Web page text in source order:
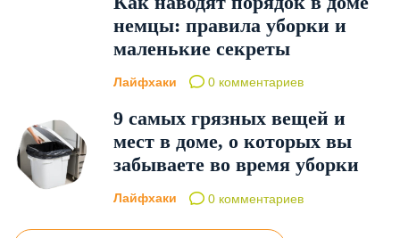
немцы: правила уборки и
маленькие секреты
Лайфхаки 0 комментариев
9 самых грязных вещей и
мест в доме, о которых вы
забываете во время уборки
Лайфхаки 0 комментариев